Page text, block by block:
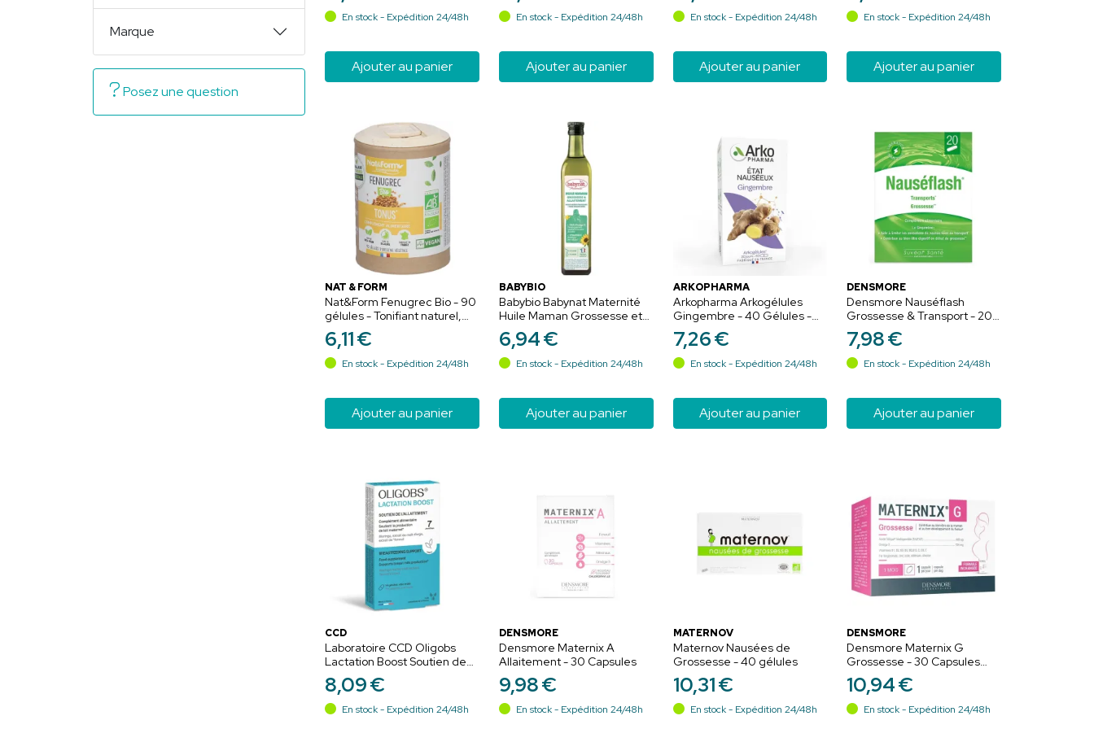
au bien-être de la maman
En stock - Expédition 24/48h
Ajouter au panier
l'accouchement
En stock - Expédition 24/48h
Ajouter au panier
l'organisme à la grossesse
En stock - Expédition 24/48h
Ajouter au panier
En stock - Expédition 24/48h
Ajouter au panier
NAT & FORM
Nat&Form Fenugrec Bio - 90
gélules - Tonifiant naturel,
digestion et vitalité
6,11€
En stock - Expédition 24/48h
Ajouter au panier
BABYBIO
Babybio Babynat Maternité
Huile Maman Grossesse et
Allaitement 250 ml –
Oméga-3 et DHA
6,94€
En stock - Expédition 24/48h
Ajouter au panier
ARKOPHARMA
Arkopharma Arkogélules
Gingembre - 40 Gélules -
Digestion, Vitalité & Anti-
nausées naturels
7,26€
En stock - Expédition 24/48h
Ajouter au panier
DENSMORE
Densmore Nauséflash
Grossesse & Transport - 20
Gélules
7,98€
En stock - Expédition 24/48h
Ajouter au panier
CCD
Laboratoire CCD Oligobs
Lactation Boost Soutien de
l'Allaitement - 14 Gélules
8,09€
En stock - Expédition 24/48h
DENSMORE
Densmore Maternix A
Allaitement - 30 Capsules
9,98€
En stock - Expédition 24/48h
MATERNOV
Maternov Nausées de
Grossesse - 40 gélules
10,31€
En stock - Expédition 24/48h
DENSMORE
Densmore Maternix G
Grossesse - 30 Capsules
Programme de 1 Mois
10,94€
En stock - Expédition 24/48h
Marque
Posez une question